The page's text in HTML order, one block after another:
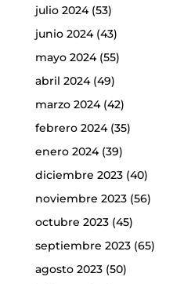
julio 2024(53)
junio 2024(43)
mayo 2024(55)
abril 2024(49)
marzo 2024(42)
febrero 2024(35)
enero 2024(39)
diciembre 2023(40)
noviembre 2023(56)
octubre 2023(45)
septiembre 2023(65)
agosto 2023(50)